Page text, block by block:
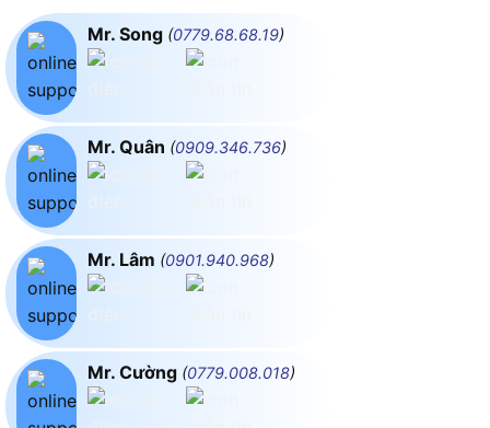
Mr. Song (0779.68.68.19)
Mr. Quân (0909.346.736)
Mr. Lâm (0901.940.968)
Mr. Cường (0779.008.018)